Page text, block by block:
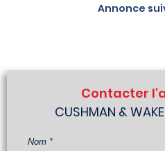
Annonce
Contacter
CUSHMAN &